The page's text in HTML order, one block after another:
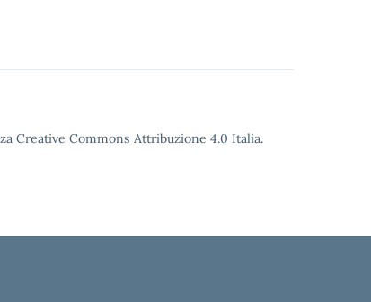
Creative Commons Attribuzione 4.0 Italia.